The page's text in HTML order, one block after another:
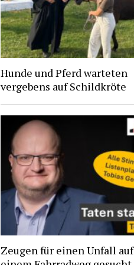
Hunde und Pferd warteten
vergebens auf Schildkröte
Zeugen für einen Unfall auf